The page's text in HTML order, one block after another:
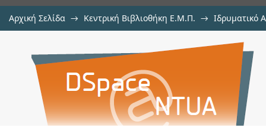
Αρχική Σελίδα → Κεντρική Βιβλιοθήκη Ε.Μ.Π. → Ιδρυματικό
Impact Problem Analysis using